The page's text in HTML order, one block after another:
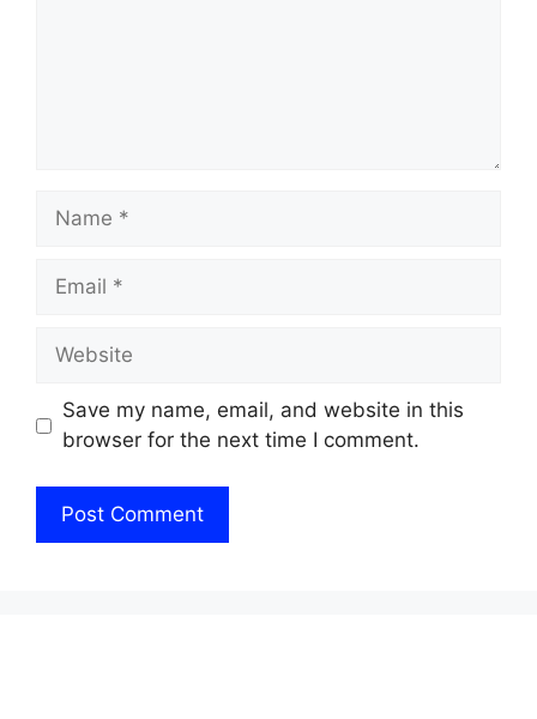
Name
Email
Website
Save my name, email, and website in this
browser for the next time I comment.